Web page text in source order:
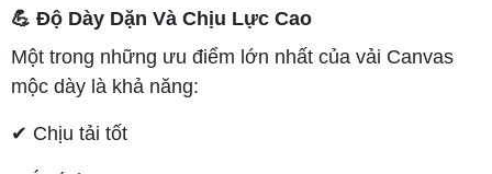
💪 Độ Dày Dặn Và Chịu Lực Cao
Một trong những ưu điểm lớn nhất của vải Canvas
mộc dày là khả năng:
✔ Chịu tải tốt